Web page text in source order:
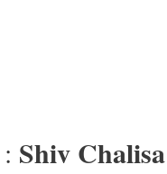
: Shiv